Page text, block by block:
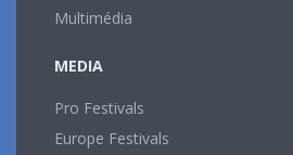
Multimédia
MEDIA
Pro Festivals
Europe Festivals